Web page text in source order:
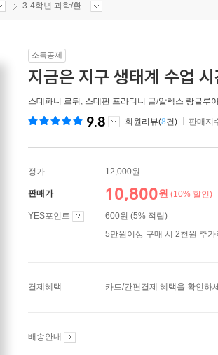
3-4학년 과학/환...
소득공제
지금은 지구 생태계 수업
스테파니 르뒤 , 스테판 프라티니 글/알렉스 랑글루
9.8 회원리뷰(8건) 판매지
정가 12,000원
판매가 10,800원 (10% 할인)
YES포인트
600원 (5% 적립)
5만원이상 구매 시 2천원 추가
결제혜택 카드/간편결제 혜택을 확인하
배송안내